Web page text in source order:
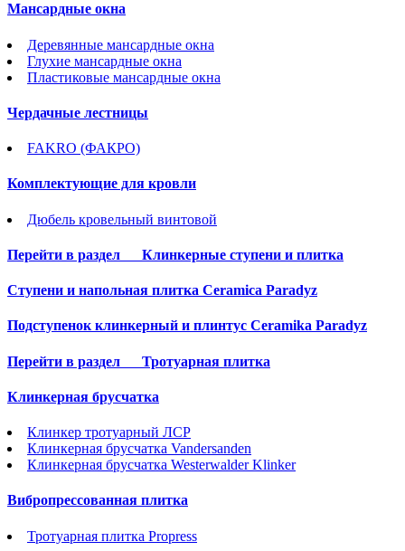
Мансардные окна
Деревянные мансардные окна
Глухие мансардные окна
Пластиковые мансардные окна
Чердачные лестницы
FAKRO (ФАКРО)
Комплектующие для кровли
Дюбель кровельный винтовой
Перейти в раздел Клинкерные ступени и плитка
Cтупени и напольная плитка Ceramica Paradyz
Подступенок клинкерный и плинтус Ceramika Paradyz
Перейти в раздел Тротуарная плитка
Клинкерная брусчатка
Клинкер тротуарный ЛСР
Клинкерная брусчатка Vandersanden
Клинкерная брусчатка Westerwalder Klinker
Вибропрессованная плитка
Тротуарная плитка Propress